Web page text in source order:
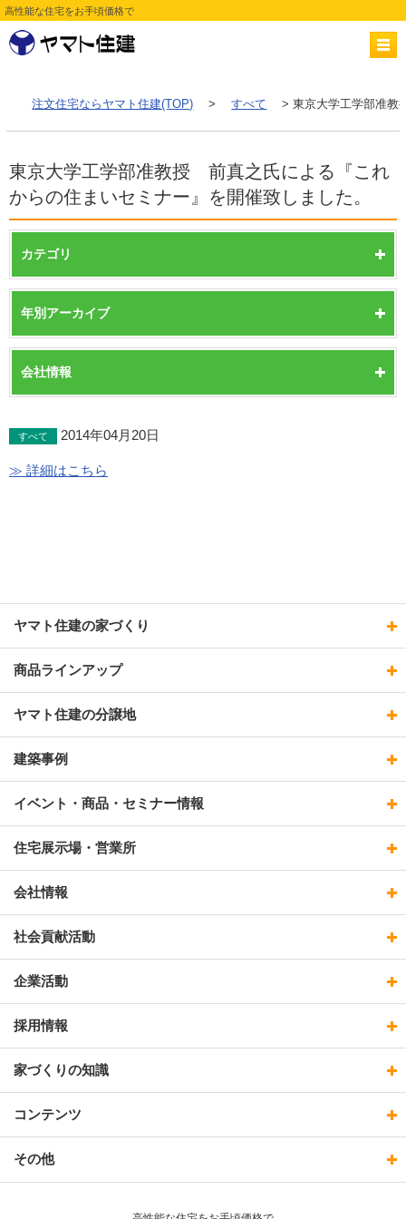
高性能な住宅をお手頃価格で
注文住宅ならヤマト住建(TOP) > すべて > 東京大学工学部准教
東京大学工学部准教授 前真之氏による『これ
からの住まいセミナー』を開催致しました。
カテゴリ
年別アーカイブ
会社情報
すべて 2014年04月20日
≫ 詳細はこちら
ヤマト住建の家づくり
商品ラインアップ
ヤマト住建の分譲地
建築事例
イベント・商品・セミナー情報
住宅展示場・営業所
会社情報
社会貢献活動
企業活動
採用情報
家づくりの知識
コンテンツ
その他